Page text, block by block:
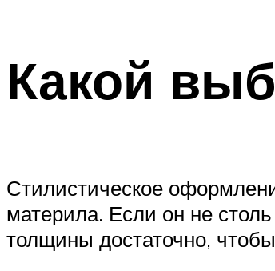
Какой
Стилистическое
материла. Если он не
толщины достаточно,